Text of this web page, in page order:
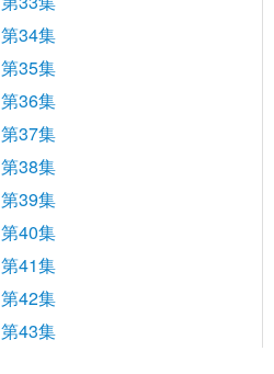
第34集
第35集
第36集
第37集
第38集
第39集
第40集
第41集
第42集
第43集